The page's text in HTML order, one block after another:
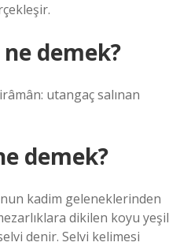
demek?
utangaç salınan
demek?
kadim geleneklerinden
dikilen koyu yeşil
denir. Selvi kelimesi